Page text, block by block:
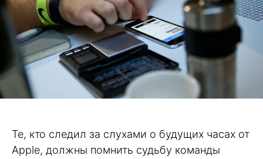
Те, кто следил за слухами о будущих часах от
Apple, должны помнить судьбу команды